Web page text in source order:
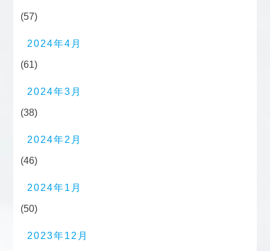
(57)
2024年4月
(61)
2024年3月
(38)
2024年2月
(46)
2024年1月
(50)
2023年12月